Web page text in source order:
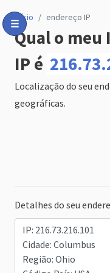
☰
Toggle Menu
início endereço IP
Qual o meu
IP é
Localização do seu
geográficas.
Detalhes do seu